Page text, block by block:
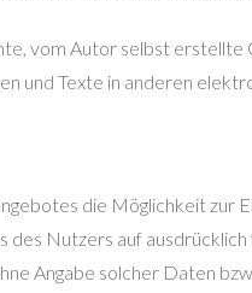
vom Autor selbst erstellte
und Texte in anderen
die Möglichkeit zur
des Nutzers auf
Angabe solcher Daten